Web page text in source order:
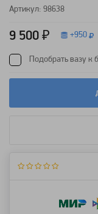
Артикул: 98638
9 500 ₽ +950
Подобрать вазу к